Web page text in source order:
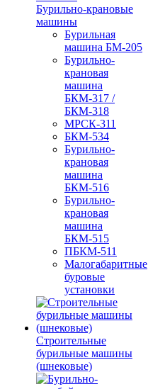
Бурильно-крановые
машины
Бурильная
машина БМ-205
Бурильно-
крановая
машина
БКМ-317 /
БКМ-318
МРСК-311
БКМ-534
Бурильно-
крановая
машина
БКМ-516
Бурильно-
крановая
машина
БКМ-515
ПБКМ-511
Малогабаритные
буровые
установки
Строительные
бурильные машины
(шнековые)